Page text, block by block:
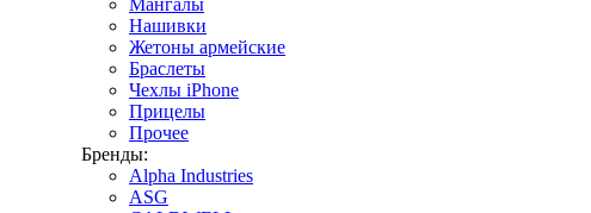
Мангалы
Нашивки
Жетоны армейские
Браслеты
Чехлы iPhone
Прицелы
Прочее
Бренды:
Alpha Industries
ASG